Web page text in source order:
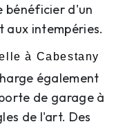
bénéficier d'un
aux intempéries.
à Cabestany
également
de garage à
de l'art. Des